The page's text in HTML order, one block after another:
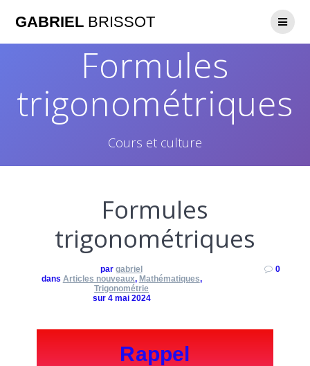
GABRIEL BRISSOT
Formules
trigonométriques
Cours et culture
Formules
trigonométriques
par gabriel
dans Articles nouveaux, Mathématiques,
Trigonométrie
sur 4 mai 2024
0
Rappel